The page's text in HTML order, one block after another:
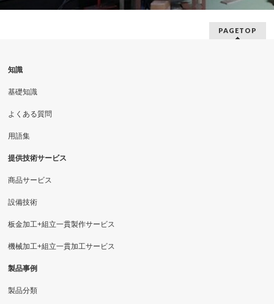
PAGETOP
知識
基礎知識
よくある質問
用語集
提供技術サービス
商品サービス
設備技術
板金加工+組立一貫製作サービス
機械加工+組立一貫加工サービス
製品事例
製品分類